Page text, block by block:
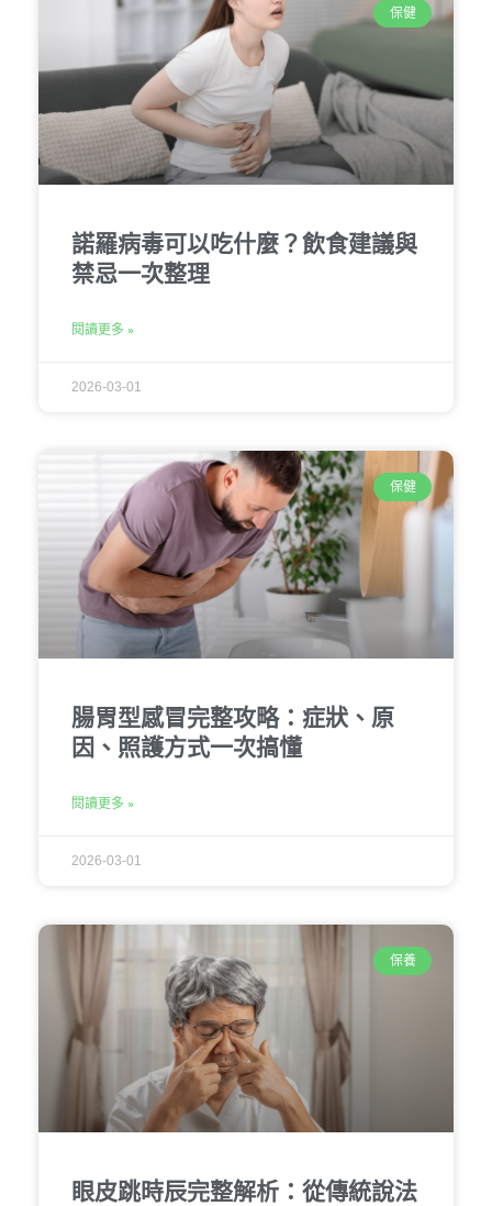
保健
諾羅病毒可以吃什麼？飲食建議與
禁忌一次整理
閱讀更多 »
2026-03-01
保健
腸胃型感冒完整攻略：症狀、原
因、照護方式一次搞懂
閱讀更多 »
2026-03-01
保養
眼皮跳時辰完整解析：從傳統說法